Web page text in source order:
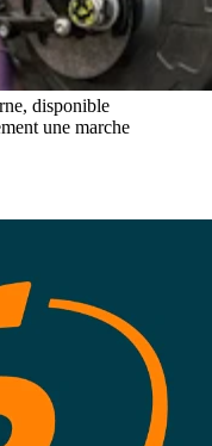
disponible
une marche